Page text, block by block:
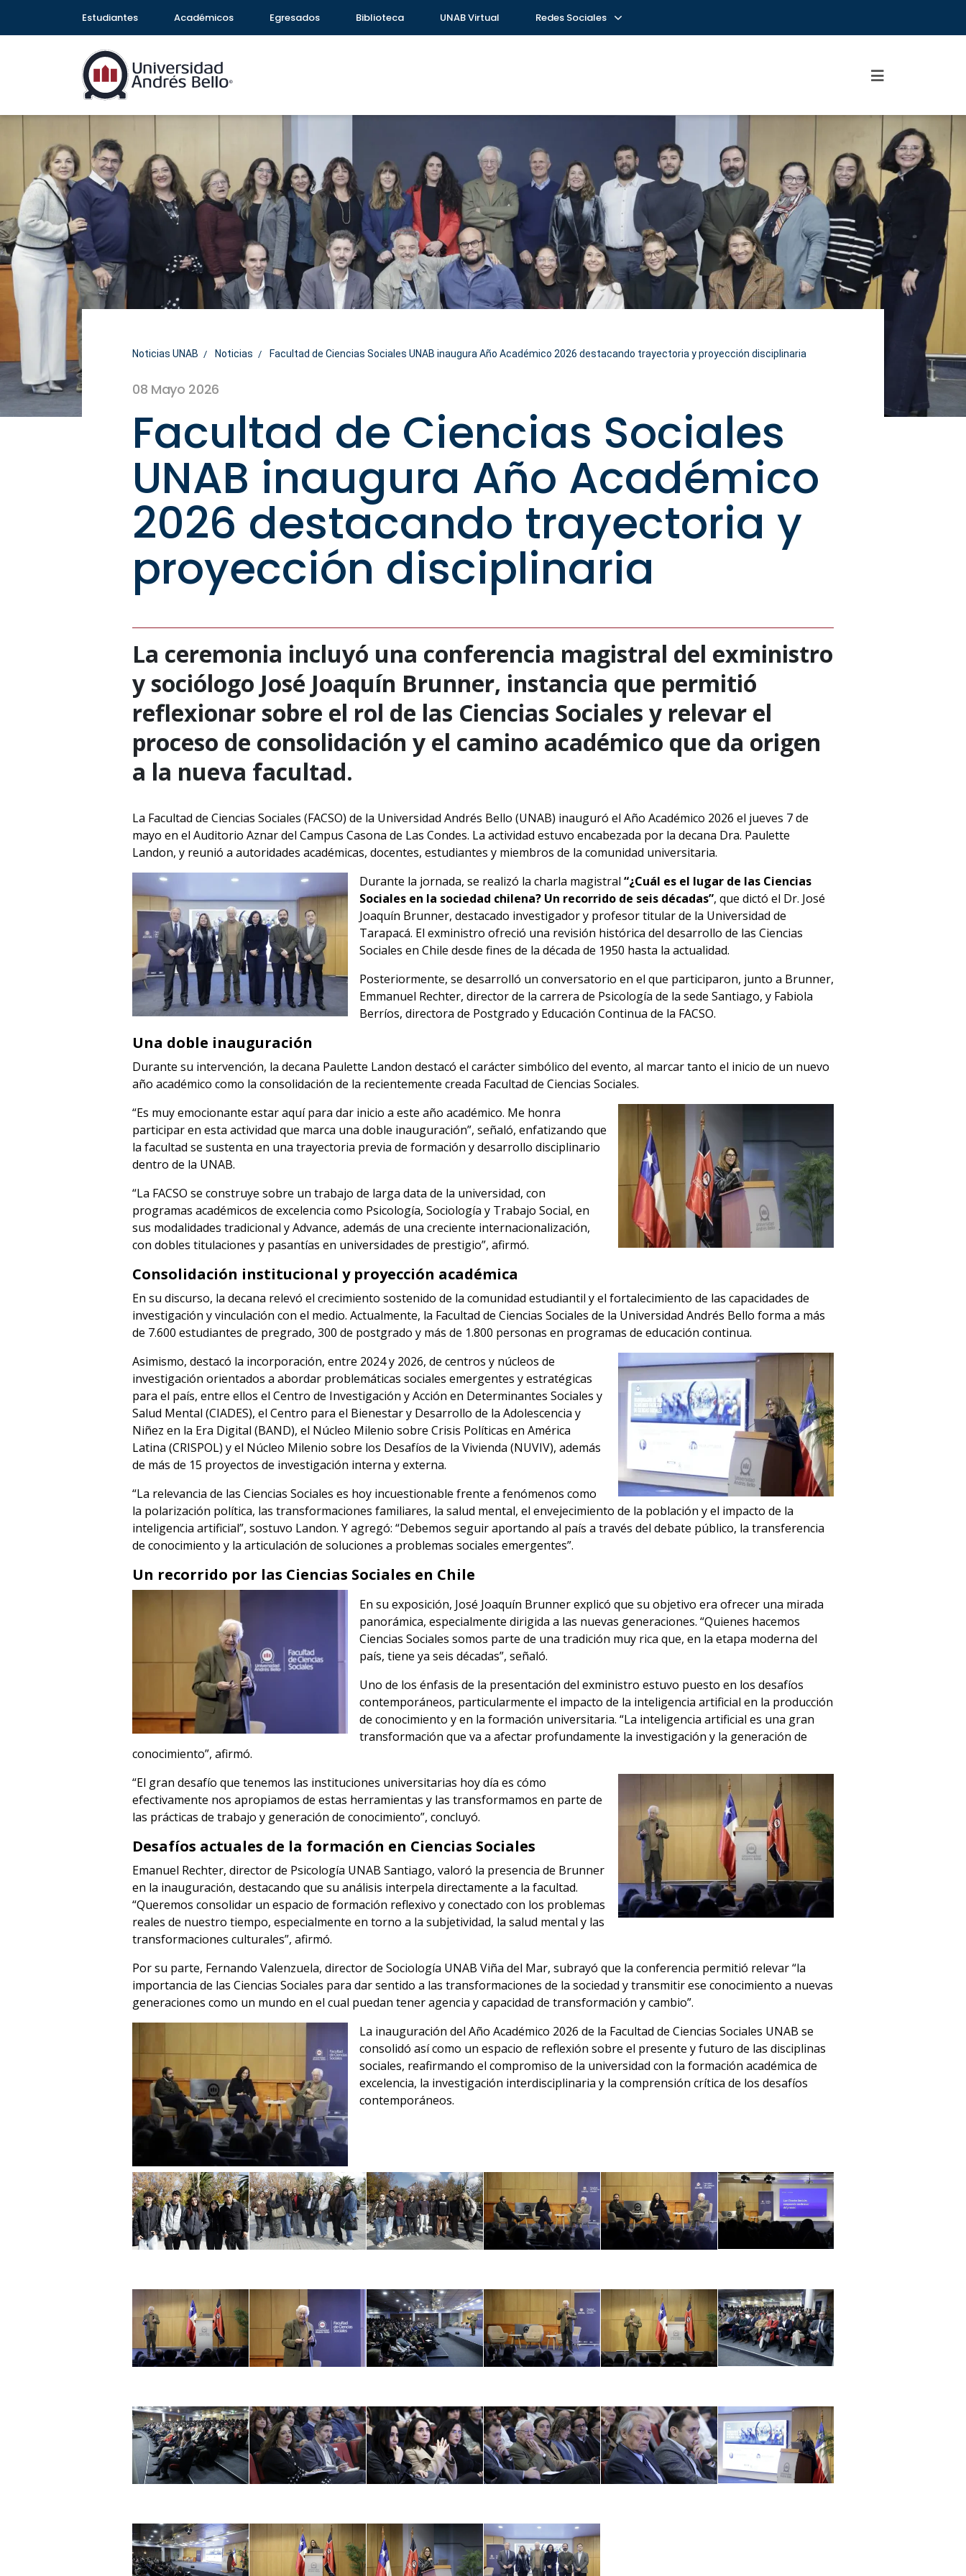
Estudiantes Académicos Egresados Biblioteca UNAB Virtual Redes Sociales
Noticias UNAB Noticias Facultad de Ciencias Sociales UNAB inaugura Año Académico 2026 destacando trayectoria y proyección disciplinaria
08 Mayo 2026
Facultad de Ciencias Sociales
UNAB inaugura Año Académico
2026 destacando trayectoria y
proyección disciplinaria
La ceremonia incluyó una conferencia magistral del exministro
y sociólogo José Joaquín Brunner, instancia que permitió
reflexionar sobre el rol de las Ciencias Sociales y relevar el
proceso de consolidación y el camino académico que da origen
a la nueva facultad.
La Facultad de Ciencias Sociales (FACSO) de la Universidad Andrés Bello (UNAB) inauguró el Año Académico 2026 el jueves 7 de
mayo en el Auditorio Aznar del Campus Casona de Las Condes. La actividad estuvo encabezada por la decana Dra. Paulette
Landon, y reunió a autoridades académicas, docentes, estudiantes y miembros de la comunidad universitaria.
Durante la jornada, se realizó la charla magistral “¿Cuál es el lugar de las Ciencias
Sociales en la sociedad chilena? Un recorrido de seis décadas”, que dictó el Dr. José
Joaquín Brunner, destacado investigador y profesor titular de la Universidad de
Tarapacá. El exministro ofreció una revisión histórica del desarrollo de las Ciencias
Sociales en Chile desde fines de la década de 1950 hasta la actualidad.
Posteriormente, se desarrolló un conversatorio en el que participaron, junto a Brunner,
Emmanuel Rechter, director de la carrera de Psicología de la sede Santiago, y Fabiola
Berríos, directora de Postgrado y Educación Continua de la FACSO.
Una doble inauguración
Durante su intervención, la decana Paulette Landon destacó el carácter simbólico del evento, al marcar tanto el inicio de un nuevo
año académico como la consolidación de la recientemente creada Facultad de Ciencias Sociales.
“Es muy emocionante estar aquí para dar inicio a este año académico. Me honra
participar en esta actividad que marca una doble inauguración”, señaló, enfatizando que
la facultad se sustenta en una trayectoria previa de formación y desarrollo disciplinario
dentro de la UNAB.
“La FACSO se construye sobre un trabajo de larga data de la universidad, con
programas académicos de excelencia como Psicología, Sociología y Trabajo Social, en
sus modalidades tradicional y Advance, además de una creciente internacionalización,
con dobles titulaciones y pasantías en universidades de prestigio”, afirmó.
Consolidación institucional y proyección académica
En su discurso, la decana relevó el crecimiento sostenido de la comunidad estudiantil y el fortalecimiento de las capacidades de
investigación y vinculación con el medio. Actualmente, la Facultad de Ciencias Sociales de la Universidad Andrés Bello forma a más
de 7.600 estudiantes de pregrado, 300 de postgrado y más de 1.800 personas en programas de educación continua.
Asimismo, destacó la incorporación, entre 2024 y 2026, de centros y núcleos de
investigación orientados a abordar problemáticas sociales emergentes y estratégicas
para el país, entre ellos el Centro de Investigación y Acción en Determinantes Sociales y
Salud Mental (CIADES), el Centro para el Bienestar y Desarrollo de la Adolescencia y
Niñez en la Era Digital (BAND), el Núcleo Milenio sobre Crisis Políticas en América
Latina (CRISPOL) y el Núcleo Milenio sobre los Desafíos de la Vivienda (NUVIV), además
de más de 15 proyectos de investigación interna y externa.
“La relevancia de las Ciencias Sociales es hoy incuestionable frente a fenómenos como
la polarización política, las transformaciones familiares, la salud mental, el envejecimiento de la población y el impacto de la
inteligencia artificial”, sostuvo Landon. Y agregó: “Debemos seguir aportando al país a través del debate público, la transferencia
de conocimiento y la articulación de soluciones a problemas sociales emergentes”.
Un recorrido por las Ciencias Sociales en Chile
En su exposición, José Joaquín Brunner explicó que su objetivo era ofrecer una mirada
panorámica, especialmente dirigida a las nuevas generaciones. “Quienes hacemos
Ciencias Sociales somos parte de una tradición muy rica que, en la etapa moderna del
país, tiene ya seis décadas”, señaló.
Uno de los énfasis de la presentación del exministro estuvo puesto en los desafíos
contemporáneos, particularmente el impacto de la inteligencia artificial en la producción
de conocimiento y en la formación universitaria. “La inteligencia artificial es una gran
transformación que va a afectar profundamente la investigación y la generación de
conocimiento”, afirmó.
“El gran desafío que tenemos las instituciones universitarias hoy día es cómo
efectivamente nos apropiamos de estas herramientas y las transformamos en parte de
las prácticas de trabajo y generación de conocimiento”, concluyó.
Desafíos actuales de la formación en Ciencias Sociales
Emanuel Rechter, director de Psicología UNAB Santiago, valoró la presencia de Brunner
en la inauguración, destacando que su análisis interpela directamente a la facultad.
“Queremos consolidar un espacio de formación reflexivo y conectado con los problemas
reales de nuestro tiempo, especialmente en torno a la subjetividad, la salud mental y las
transformaciones culturales”, afirmó.
Por su parte, Fernando Valenzuela, director de Sociología UNAB Viña del Mar, subrayó que la conferencia permitió relevar “la
importancia de las Ciencias Sociales para dar sentido a las transformaciones de la sociedad y transmitir ese conocimiento a nuevas
generaciones como un mundo en el cual puedan tener agencia y capacidad de transformación y cambio”.
La inauguración del Año Académico 2026 de la Facultad de Ciencias Sociales UNAB se
consolidó así como un espacio de reflexión sobre el presente y futuro de las disciplinas
sociales, reafirmando el compromiso de la universidad con la formación académica de
excelencia, la investigación interdisciplinaria y la comprensión crítica de los desafíos
contemporáneos.